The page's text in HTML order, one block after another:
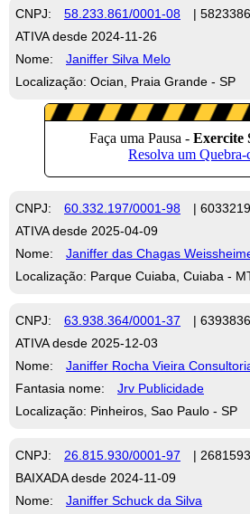
CNPJ: 58.233.861/0001-08
|
ATIVA desde 2024-11-26
Nome:
Janiffer Silva Melo
Localização: Ocian, Praia Grande - SP
CNPJ: 60.332.197/0001-98
|
ATIVA desde 2025-04-09
Nome:
Janiffer das Chagas
Localização: Parque Cuiaba, Cuiaba -
CNPJ: 63.938.364/0001-37
|
ATIVA desde 2025-12-03
Nome:
Janiffer Rocha Vieira
Fantasia nome:
Jrv Publicidade
Localização: Pinheiros, Sao Paulo - SP
CNPJ: 26.815.930/0001-97
|
BAIXADA desde 2024-11-09
Nome:
Janiffer Schuck da Silva